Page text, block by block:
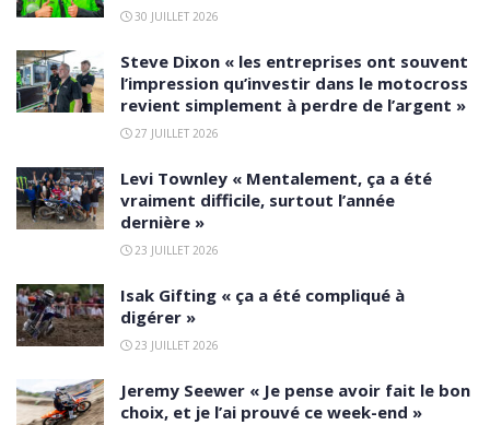
30 JUILLET 2026
Steve Dixon « les entreprises ont souvent
l’impression qu’investir dans le motocross
revient simplement à perdre de l’argent »
27 JUILLET 2026
Levi Townley « Mentalement, ça a été
vraiment difficile, surtout l’année
dernière »
23 JUILLET 2026
Isak Gifting « ça a été compliqué à
digérer »
23 JUILLET 2026
Jeremy Seewer « Je pense avoir fait le bon
choix, et je l’ai prouvé ce week-end »